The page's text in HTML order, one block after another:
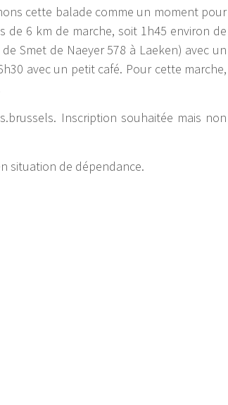
cette balade comme un moment pour
6 km de marche, soit 1h45 environ de
Smet de Naeyer 578 à Laeken) avec un
avec un petit café. Pour cette marche,
Inscription souhaitée mais non
situation de dépendance.